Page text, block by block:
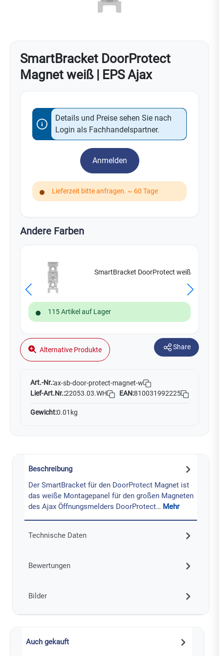
SmartBracket DoorProtect
Magnet weiß | EPS Ajax
Details und Preise sehen Sie nach
Login als Fachhandelspartner.
Anmelden
Lieferzeit bitte anfragen. ~ 60 Tage
Andere Farben
SmartBracket DoorProtect weiß
115 Artikel auf Lager
Alternative Produkte Share
Art.-Nr.:ax-sb-door-protect-magnet-w
Lief-Art.Nr.:22053.03.WH EAN:810031992225
Gewicht:0.01kg
Beschreibung
Der SmartBracket für den DoorProtect Magnet ist
das weiße Montagepanel für den großen Magneten
des Ajax Öffnungsmelders DoorProtect… Mehr
Technische Daten
Bewertungen
Bilder
Auch gekauft